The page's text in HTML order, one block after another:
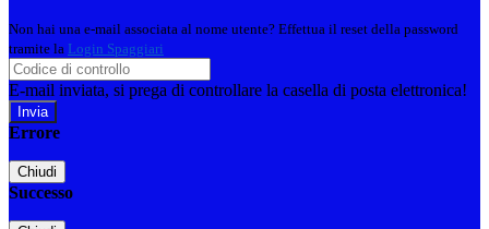
Non hai una e-mail associata al nome utente? Effettua il reset della password
tramite la Login Spaggiari
E-mail inviata, si prega di controllare la casella di posta elettronica!
Errore
Chiudi
Successo